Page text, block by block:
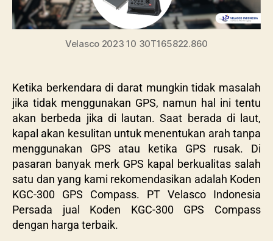
Velasco 2023 10 30T165822.860
Ketika berkendara di darat mungkin tidak masalah
jika tidak menggunakan GPS, namun hal ini tentu
akan berbeda jika di lautan. Saat berada di laut,
kapal akan kesulitan untuk menentukan arah tanpa
menggunakan GPS atau ketika GPS rusak. Di
pasaran banyak merk GPS kapal berkualitas salah
satu dan yang kami rekomendasikan adalah Koden
KGC-300 GPS Compass. PT Velasco Indonesia
Persada jual Koden KGC-300 GPS Compass
dengan harga terbaik.